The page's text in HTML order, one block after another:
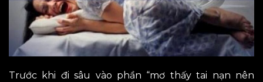
Trước khi đi sâu vào phần “mơ thấy tai nạn nên